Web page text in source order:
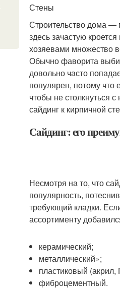
Стены
Строительство дома —
здесь зачастую
хозяевами множество
Обычно фаворита
довольно часто
популярен, потому что
чтобы не столкнуться
сайдинг к кирпичной
Сайдинг: его
Несмотря на то, что
популярность,
требующий кладки.
ассортименту
керамический;
металлический»;
пластиковый
фиброцементный.